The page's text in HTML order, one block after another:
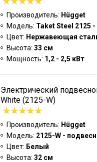
Производитель: Hügget
Модель: Taket Steel 2125
Цвет: Нержавеющая
Высота: 33 см
Мощность: 1,2 - 2,5 кВт
Электрический
White (2125-W)
Производитель: Hügget
Модель: 2125-W -
Цвет: Белый
Высота: 32 см